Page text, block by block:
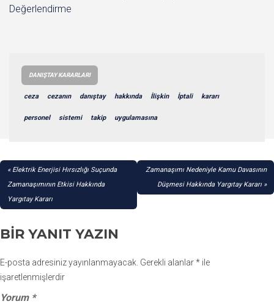
Değerlendirme
DANIŞTAY KARARLARI
ceza cezanın danıştay hakkında İlişkin İptali kararı
personel sistemi takip uygulamasına
YAZI
GEZINMESI
Elektrik Enerjisi Hırsızlığı Suçunda
Zamanaşımının Etkisi Hakkında
Yargıtay Kararı
Zamanaşımı Nedeniyle Kamu Davasının
Düşmesi Hakkında Yargıtay Kararı
BIR YANIT YAZIN
E-posta adresiniz yayınlanmayacak. Gerekli alanlar* ile
işaretlenmişlerdir
Yorum *